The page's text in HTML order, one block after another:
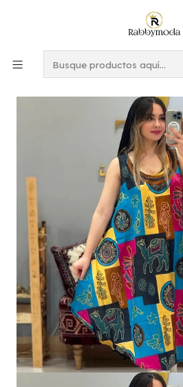
Este es el texto del slide